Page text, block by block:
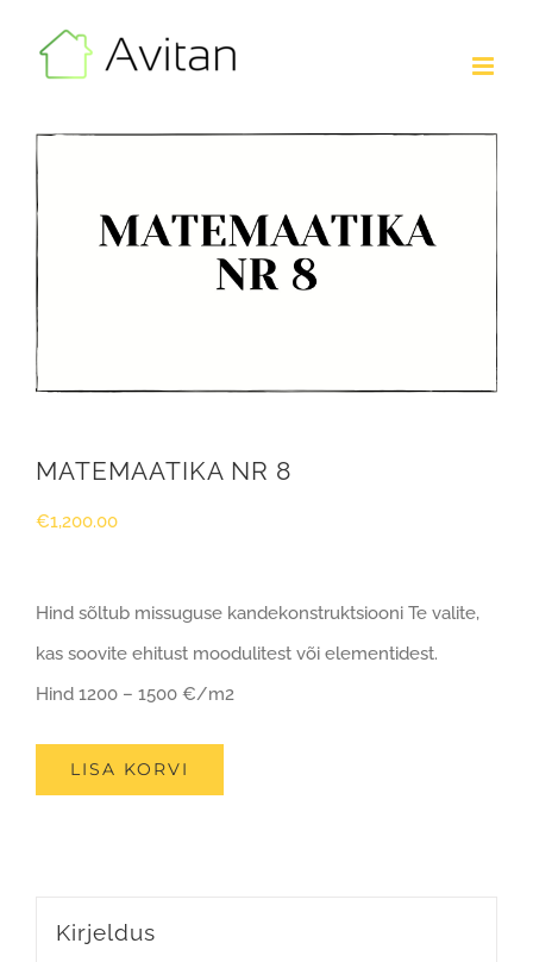
MATEMAATIKA NR 8
€1,200.00
Hind sõltub missuguse kandekonstruktsiooni Te valite,
kas soovite ehitust moodulitest või elementidest.
Hind 1200 – 1500 €/m2
LISA KORVI
Kirjeldus